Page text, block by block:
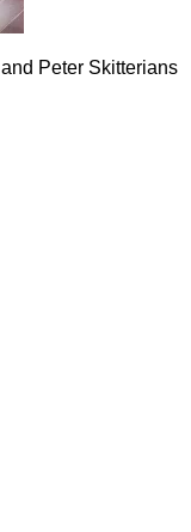
Peter Skitterians